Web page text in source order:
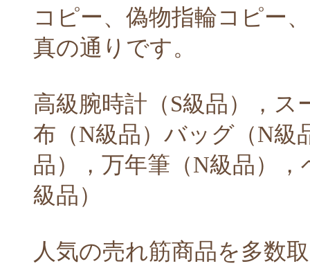
コピー、偽物指輪コピー
真の通りです。
高級腕時計（S級品），
布（N級品）バッグ（N級
品），万年筆（N級品）
級品）
人気の売れ筋商品を多数